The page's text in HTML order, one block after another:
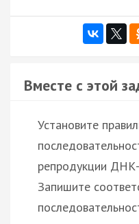
Вместе с этой
Установите
репродукции
Запишите